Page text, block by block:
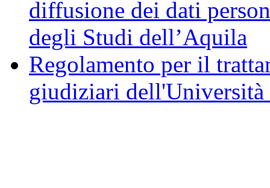
diffusione dei dati
degli Studi dell’Aquila
Regolamento per il
giudiziari